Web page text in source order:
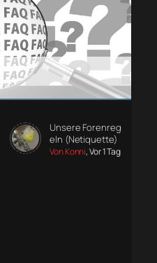
Unsere Forenreg
eln (Netiquette)
Von Konni, Vor 1 Tag